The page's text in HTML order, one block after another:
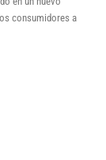
consumidores a